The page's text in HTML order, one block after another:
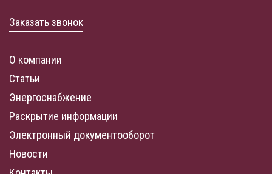
Заказать звонок
О компании
Статьи
Энергоснабжение
Раскрытие информации
Электронный документооборот
Новости